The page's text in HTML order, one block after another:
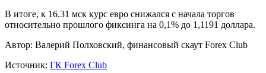
В итоге, к 16.31 мск курс евро снижался с начала торгов
относительно прошлого фиксинга на 0,1% до 1,1191 доллара.
Автор: Валерий Полховский, финансовый скаут Forex Club
Источник: ГК Forex Club